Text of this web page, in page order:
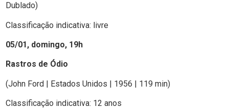
Dublado)
Classificação indicativa: livre
05/01, domingo, 19h
Rastros de Ódio
(John Ford | Estados Unidos | 1956 | 119 min)
Classificação indicativa: 12 anos